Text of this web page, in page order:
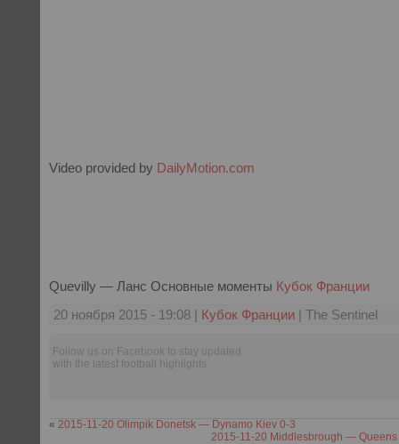
Video provided by DailyMotion.com
Quevilly — Ланс Основные моменты Кубок Франции
20 ноября 2015 - 19:08 | Кубок Франции | The Sentinel
Follow us on Facebook to stay updated
with the latest football highlights.
« 2015-11-20 Olimpik Donetsk — Dynamo Kiev 0-3
2015-11-20 Middlesbrough —